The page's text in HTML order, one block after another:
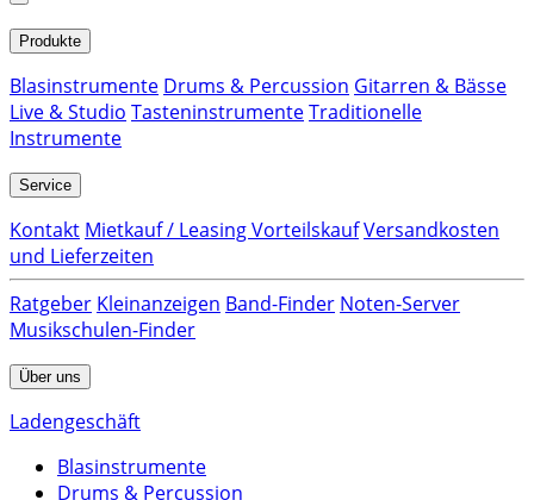
Produkte
Blasinstrumente Drums & Percussion Gitarren & Bässe
Live & Studio TasteninstrumenteTraditionelle
Instrumente
Service
Kontakt Mietkauf / Leasing VorteilskaufVersandkosten
und Lieferzeiten
Ratgeber Kleinanzeigen Band-Finder Noten-Server
Musikschulen-Finder
Über uns
Ladengeschäft
Blasinstrumente
Drums & Percussion